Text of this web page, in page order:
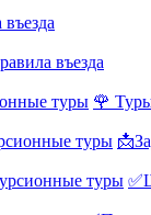
въезда
туры 🌹
туры
туры